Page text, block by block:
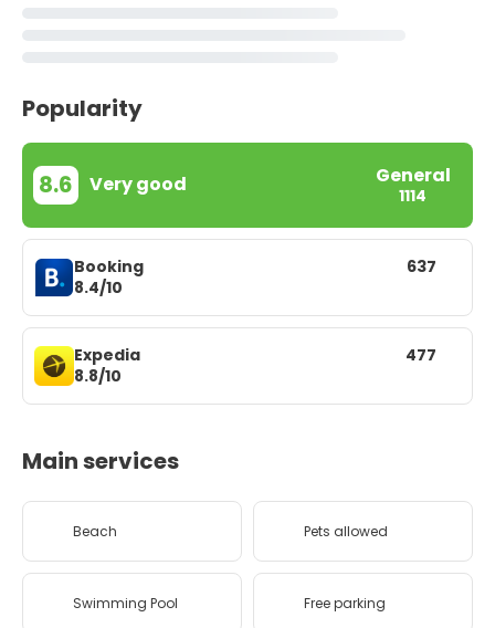
Popularity
8.6 Very good General
1114
Booking
8.4/10
637
Expedia
8.8/10
477
Main services
Beach Pets allowed
Swimming Pool Free parking